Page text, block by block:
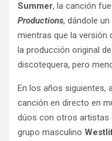
Summer, la canción
Productions, dándole
mientras que la versión
la producción original de
discotequera, pero
En los años siguientes,
canción en directo en
dúos con otros artistas
grupo masculino